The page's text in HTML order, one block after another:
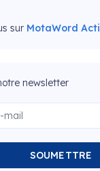
sur MotaWord
newsletter
SOUMETTRE